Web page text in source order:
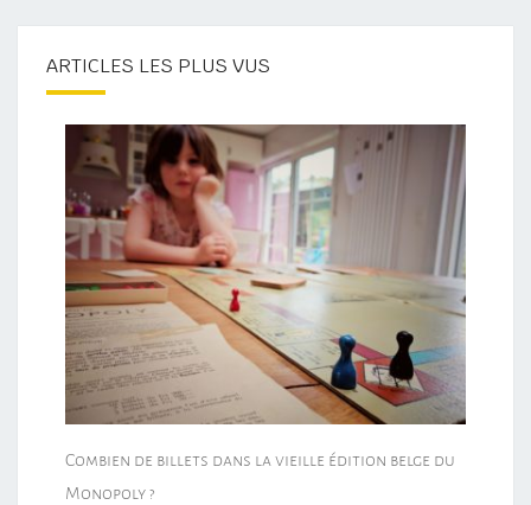
ARTICLES LES PLUS VUS
Combien de billets dans la vieille édition belge du
Monopoly ?